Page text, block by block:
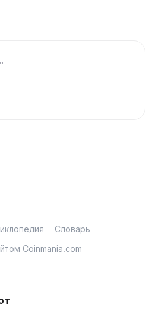
Словарь
Coinmania.com